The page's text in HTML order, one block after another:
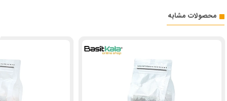
محصولات مشابه